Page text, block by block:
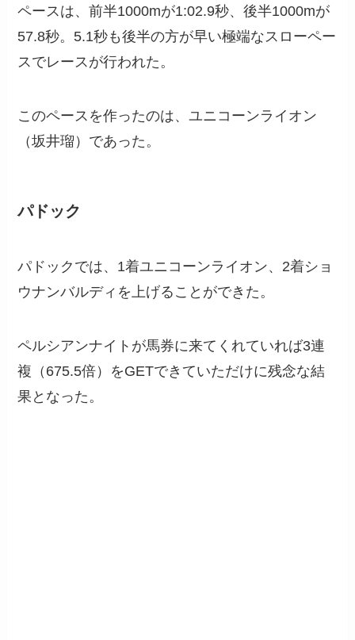
ペースは、前半1000mが1:02.9秒、後半1000mが
57.8秒。5.1秒も後半の方が早い極端なスローペー
スでレースが行われた。
このペースを作ったのは、ユニコーンライオン
（坂井瑠）であった。
パドック
パドックでは、1着ユニコーンライオン、2着ショ
ウナンバルディを上げることができた。
ペルシアンナイトが馬券に来てくれていれば3連
複（675.5倍）をGETできていただけに残念な結
果となった。